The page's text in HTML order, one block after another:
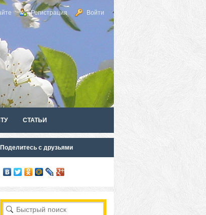
Регистрация Войти
СТАТЬИ
Поделитесь с друзьями